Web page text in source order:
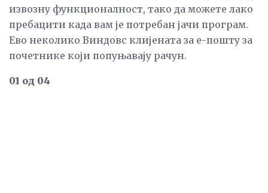
извозну функционалност, тако да можете лако
пребацити када вам је потребан јачи програм.
Ево неколико Виндовс клијената за е-пошту за
почетнике који попуњавају рачун.
01 од 04